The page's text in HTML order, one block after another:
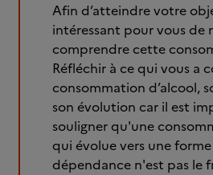
Afin d’atteindre votre
intéressant pour vous de
comprendre cette
Réfléchir à ce qui vous a
consommation d’alcool,
son évolution car il est
souligner qu'une
qui évolue vers une
dépendance n'est pas le